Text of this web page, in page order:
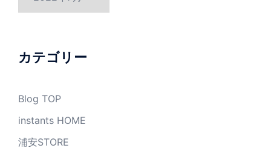
ブ
カテゴリー
Blog TOP
instants HOME
浦安STORE